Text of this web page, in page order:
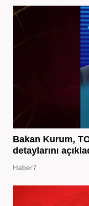
Bakan Kurum,
detaylarını
Haber7